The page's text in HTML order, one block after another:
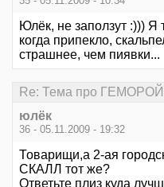
Юлёк, не заползут :))) Я
когда припекло,
страшнее, чем пиявки...
Re: Тема про
юлёк
36 - 05.11.2009 - 19:32
Товарищи,а 2-ая
СКАЛЛ тот же?
Ответьте плиз куда